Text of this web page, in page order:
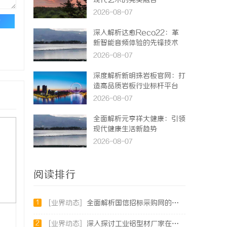
2026-08-07
深入解析达愈Reco22：革
新智能音频体验的先锋技术
2026-08-07
深度解析新明珠岩板官网：打
造高品质岩板行业标杆平台
2026-08-07
全面解析元亨祥大健康：引领
现代健康生活新趋势
2026-08-07
阅读排行
1 [业界动态] 全面解析国信招标采购网的功能与优势，助力企业高效招标采购
2 [业界动态] 深入探讨工业铝型材厂家在现代制造业中的重要角色与发展趋势